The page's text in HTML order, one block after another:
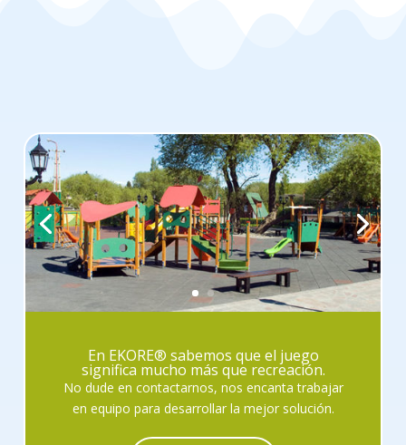
En EKORE® sabemos que el juego
significa mucho más que recreación.
No dude en contactarnos, nos encanta trabajar
en equipo para desarrollar la mejor solución.